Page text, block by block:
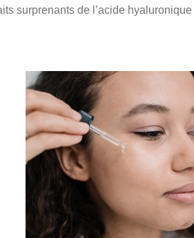
surprenants de l’acide hyaluronique